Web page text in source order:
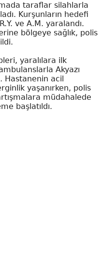
taraflar silahlarla
Kurşunların hedefi
ve A.M. yaralandı.
bölgeye sağlık, polis
yaralılara ilk
Akyazı
Hastanenin acil
yaşanırken, polis
müdahalede
başlatıldı.